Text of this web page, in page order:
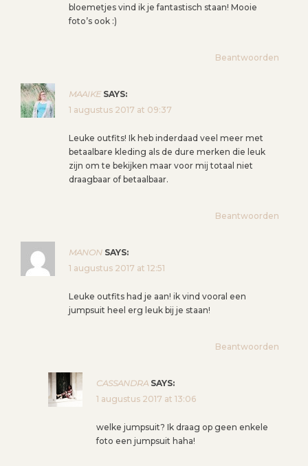
bloemetjes vind ik je fantastisch staan! Mooie
foto’s ook :)
Beantwoorden
MAAIKE SAYS:
1 augustus 2017 at 09:37
Leuke outfits! Ik heb inderdaad veel meer met
betaalbare kleding als de dure merken die leuk
zijn om te bekijken maar voor mij totaal niet
draagbaar of betaalbaar.
Beantwoorden
MANON SAYS:
1 augustus 2017 at 12:51
Leuke outfits had je aan! ik vind vooral een
jumpsuit heel erg leuk bij je staan!
Beantwoorden
CASSANDRA SAYS:
1 augustus 2017 at 13:06
welke jumpsuit? Ik draag op geen enkele
foto een jumpsuit haha!